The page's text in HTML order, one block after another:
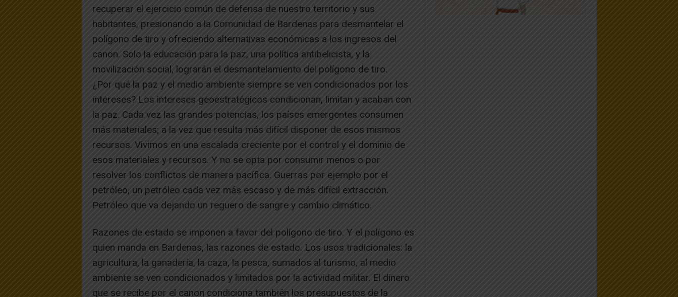
recuperar el ejercicio común de defensa de nuestro territorio y sus
habitantes, presionando a la Comunidad de Bardenas para desmantelar el
polígono de tiro y ofreciendo alternativas económicas a los ingresos del
canon. Solo la educación para la paz, una política antibelicista, y la
movilización social, lograrán el desmantelamiento del polígono de tiro.
¿Por qué la paz y el medio ambiente siempre se ven condicionados por los
intereses? Los intereses geoestratégicos condicionan, limitan y acaban con
la paz. Cada vez las grandes potencias, los países emergentes consumen
más materiales; a la vez que resulta más difícil disponer de esos mismos
recursos. Vivimos en una escalada creciente por el control y el dominio de
esos materiales y recursos. Y no se opta por consumir menos o por
resolver los conflictos de manera pacífica. Guerras por ejemplo por el
petróleo, un petróleo cada vez más escaso y de más difícil extracción.
Petróleo que va dejando un reguero de sangre y cambio climático.
Razones de estado se imponen a favor del polígono de tiro. Y el polígono es
quien manda en Bardenas, las razones de estado. Los usos tradicionales: la
agricultura, la ganadería, la caza, la pesca, sumados al turismo, al medio
ambiente se ven condicionados y limitados por la actividad militar. El dinero
que se recibe por el canon condiciona también los presupuestos de la